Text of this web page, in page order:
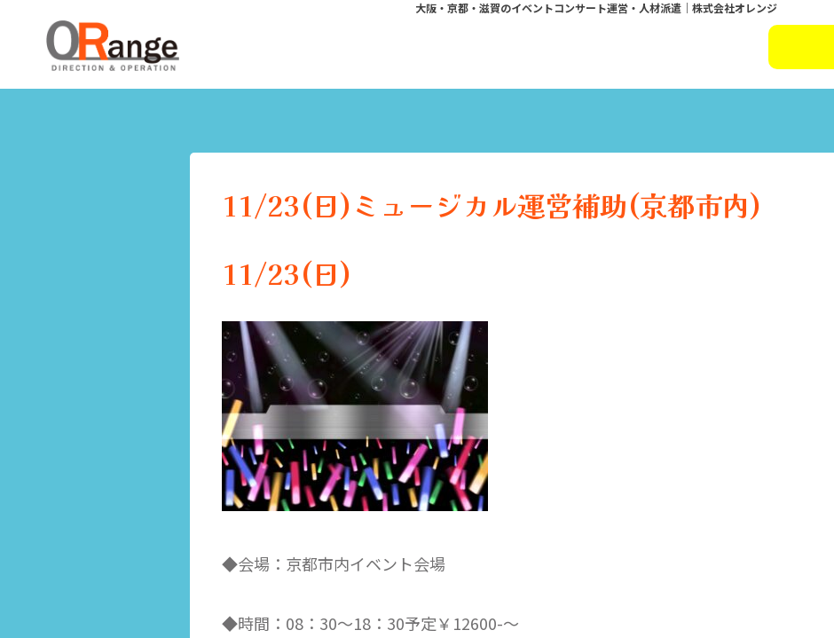
大阪・京都・滋賀のイベントコンサート運営・人材派遣｜株式会社オレンジ
11/23(日)ミュージカル運営補助(京都市内)
11/23(日)
◆会場：京都市内イベント会場
◆時間：08：30～18：30予定￥12600-～